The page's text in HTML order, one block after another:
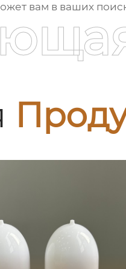
вам в ваших